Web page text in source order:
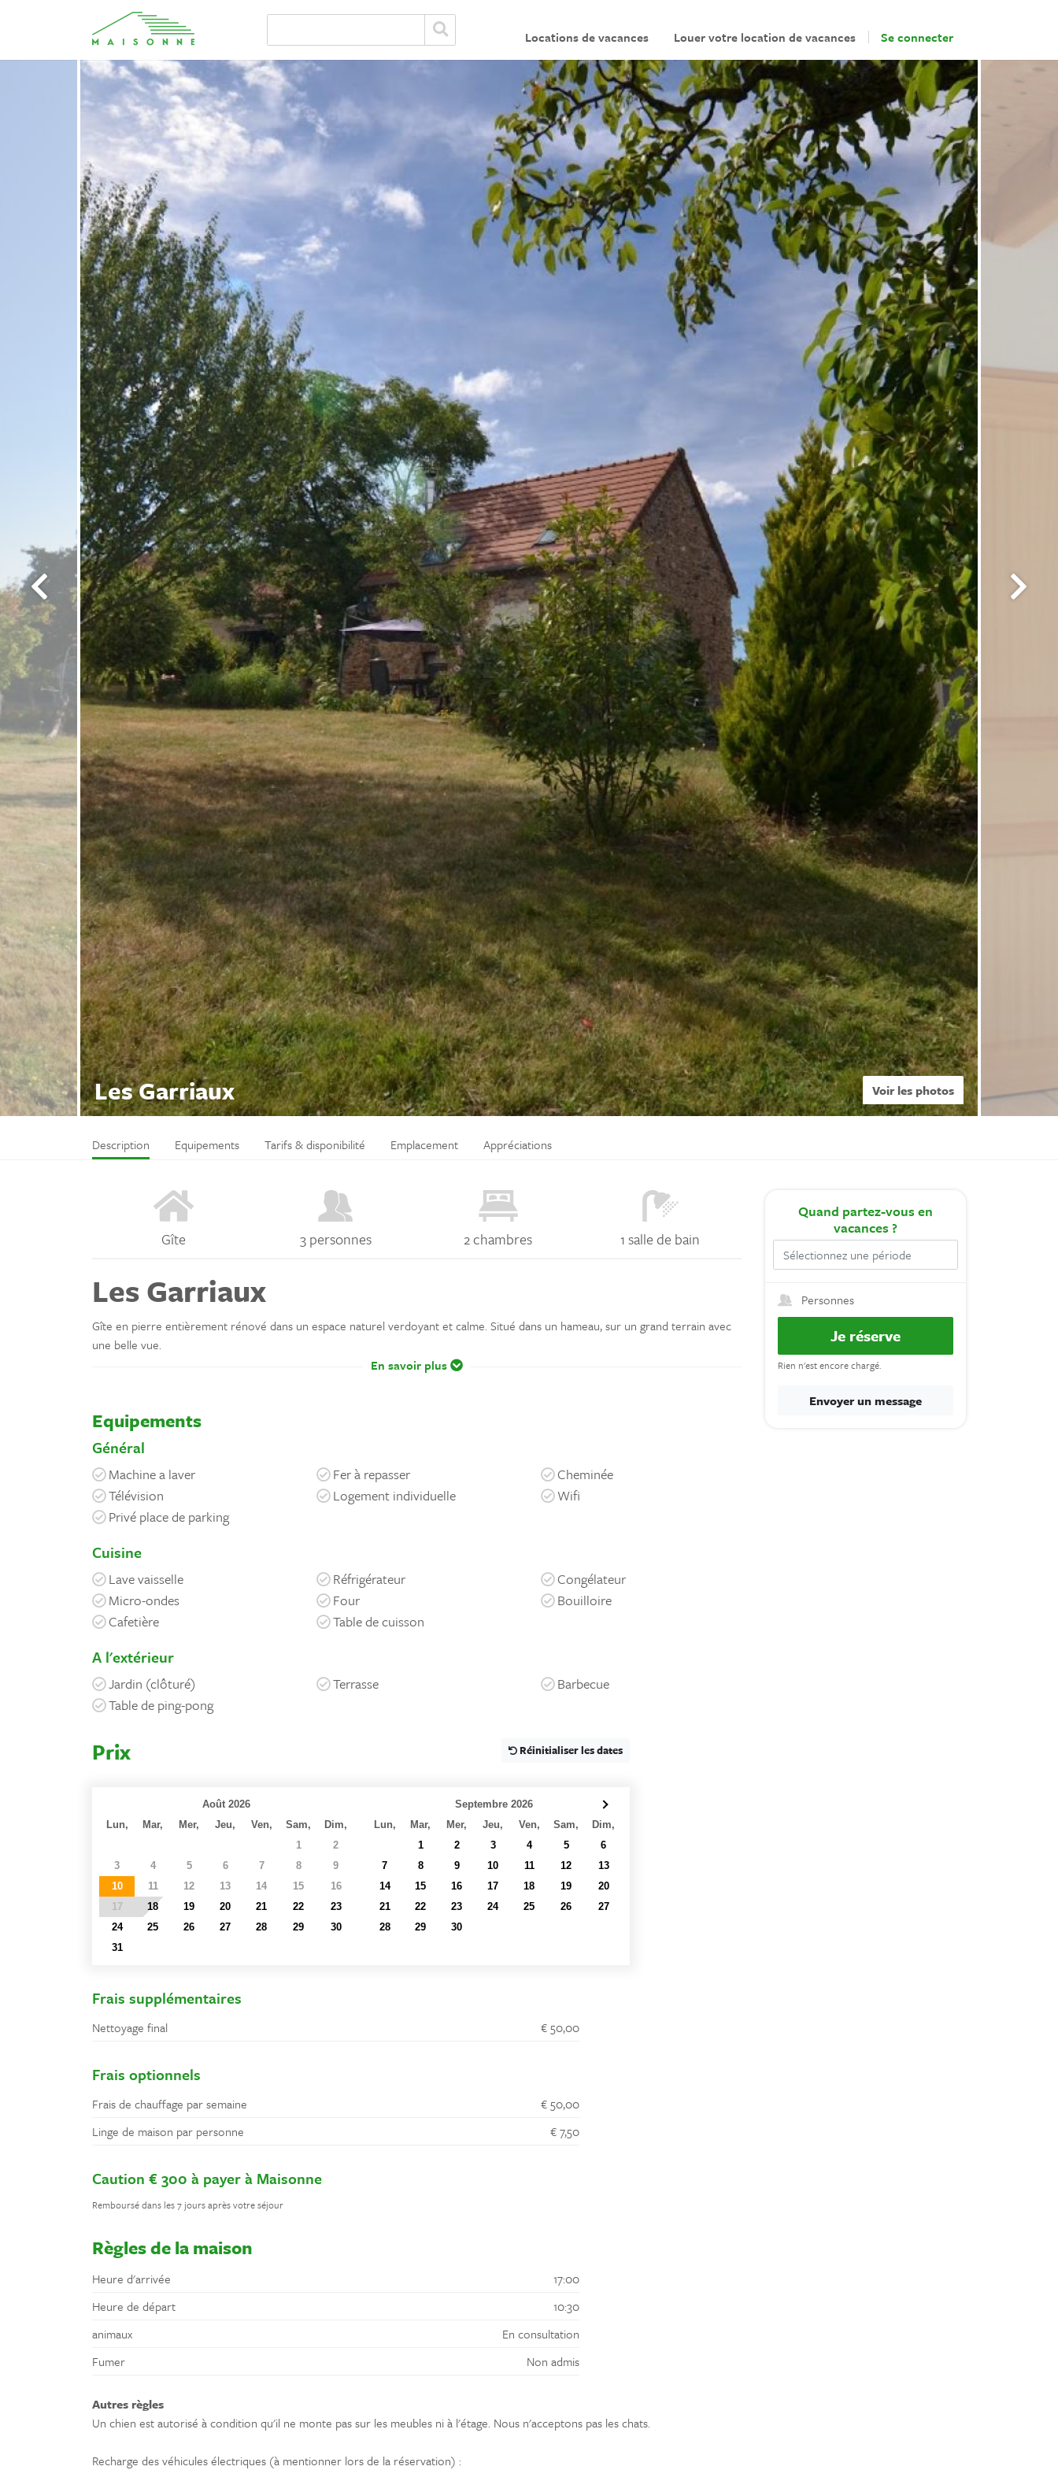
Locations de vacances Louer votre location de vacances Se connecter
Les Garriaux Voir les photos
Description Equipements Tarifs & disponibilité Emplacement Appréciations
Gîte 3 personnes 2 chambres 1 salle de bain
Les Garriaux
Gîte en pierre entièrement rénové dans un espace naturel verdoyant et calme. Situé dans un hameau, sur un grand terrain avec
une belle vue.
En savoir plus
Equipements
Général
Machine a laver Fer à repasser
Cheminée
Télévision
Logement individuelle
Wifi
Privé place de parking
Cuisine
Lave vaisselle Réfrigérateur
Congélateur
Micro-ondes
Four
Bouilloire
Cafetière
Table de cuisson
A l'extérieur
Jardin (clôturé) Terrasse
Barbecue
Table de ping-pong
Prix Réinitialiser les dates
Août 2026
Lun,
Mar, Mer, Jeu, Ven, Sam,
Dim,
1
2
3
4 5 6 7 8
9
10
11 12 13 14 15
16
17
18 19 20 21 22
23
24
25 26 27 28 29
30
31
Septembre 2026
Lun,
Mar, Mer, Jeu, Ven, Sam,
Dim,
1 2 3 4 5
6
7
8 9 10 11 12
13
14
15 16 17 18 19
20
21
22 23 24 25 26
27
28
29 30
Frais supplémentaires
Nettoyage final € 50,00
Frais optionnels
Frais de chauffage par semaine
€ 50,00
Linge de maison par personne
€ 7,50
Caution € 300 à payer à Maisonne
Remboursé dans les 7 jours après votre séjour
Règles de la maison
Heure d'arrivée
17:00
Heure de départ
10:30
animaux
En consultation
Fumer
Non admis
Autres règles
Un chien est autorisé à condition qu'il ne monte pas sur les meubles ni à l'étage. Nous n'acceptons pas les chats.
Recharge des véhicules électriques (à mentionner lors de la réservation) :
Quand partez-vous en
vacances ?
Personnes
Je réserve
Rien n'est encore chargé.
Envoyer un message